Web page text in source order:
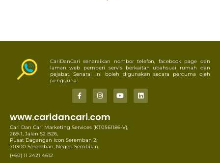
CariDanCari senaraikan nombor telefon, facebook page dan
laman web pemberi servis berkaitan ubahsuai rumah dan
pejabat. Senarai ini boleh digunakan secara percuma oleh
pengguna.
www.caridancari.com
Cari Dan Cari Marketing Services (KT0561186-V),
269-1, Jalan S2 B26,
Pusat Dagangan Icon Seremban 2,
70300 Seremban, Negeri Sembilan.
(+60) 11 2421 4612